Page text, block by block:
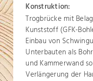
Konstruktion:
Trogbrücke mit
Kunststoff (GFK-
Einbau von
Unterbauten als
und Kammerwand
Verlängerung der